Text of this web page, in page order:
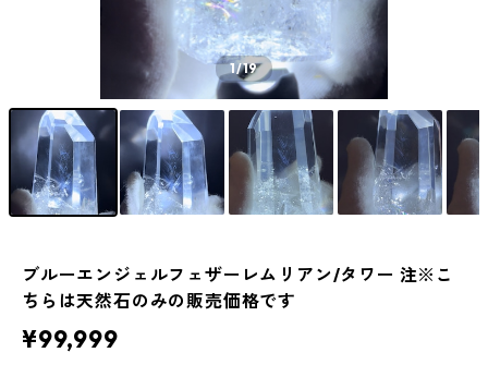
1/19
ブルーエンジェルフェザーレムリアン/タワー 注※こ
ちらは天然石のみの販売価格です
¥99,999